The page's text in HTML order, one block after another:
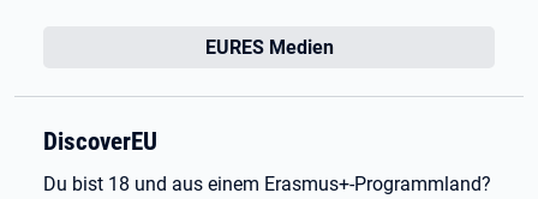
EURES Medien
DiscoverEU
Du bist 18 und aus einem Erasmus+-Programmland?